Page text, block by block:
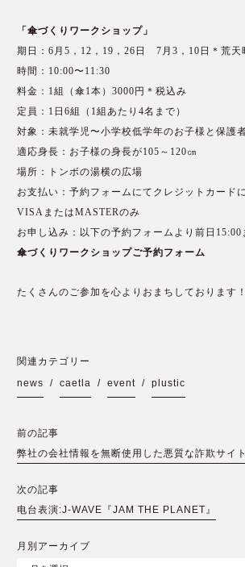
「傘づくりワークショップ」
期日：6月5，12，19，26日 7月3，10日＊荒天
時間：10:00〜11:30
料金：1組（傘1本）3000円＊税込み
定員：1日6組（1組あたり4名まで）
対象：未就学児〜小学校低学年のお子様と保護
適応身長：お子様の身長が105～120㎝
場所：トンボの湯横の広場
お支払い：予約フォームにてクレジットカード
VISAまたはMASTERのみ
お申し込み：以下の予約フォームより前日15:00
傘づくりワークショップご予約フォーム
たくさんのご参加を心よりおまちしております！
関連カテゴリー
news / caetla / event / plustic
前の記事
弊社の会社情報を無断使用した悪質な詐欺サイ
次の記事
电台表演:J-WAVE『JAM THE PLANET』
月別アーカイブ